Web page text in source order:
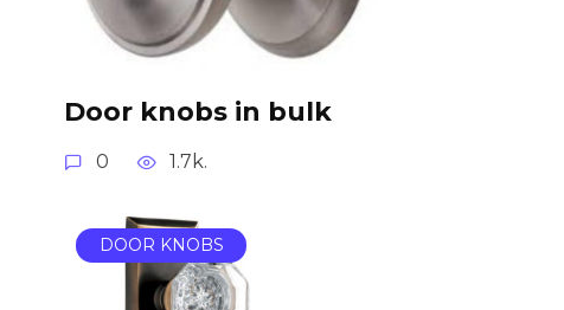
Door knobs in bulk
0 1.7k.
DOOR KNOBS